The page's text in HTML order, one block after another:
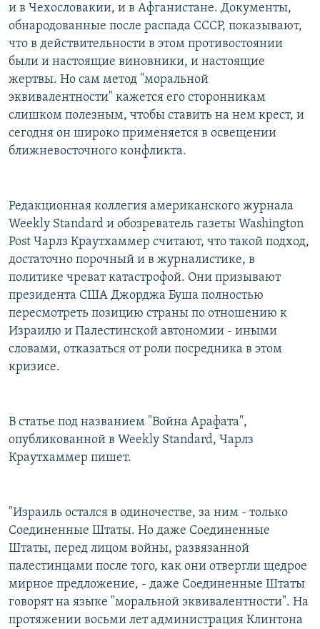
и в Чехословакии, и в Афганистане. Документы,
обнародованные после распада СССР, показывают,
что в действительности в этом противостоянии
были и настоящие виновники, и настоящие
жертвы. Но сам метод "моральной
эквивалентности" кажется его сторонникам
слишком полезным, чтобы ставить на нем крест, и
сегодня он широко применяется в освещении
ближневосточного конфликта.
Редакционная коллегия американского журнала
Weekly Standard и обозреватель газеты Washington
Post Чарлз Краутхаммер считают, что такой подход,
достаточно порочный и в журналистике, в
политике чреват катастрофой. Они призывают
президента США Джорджа Буша полностью
пересмотреть позицию страны по отношению к
Израилю и Палестинской автономии - иными
словами, отказаться от роли посредника в этом
кризисе.
В статье под названием "Война Арафата",
опубликованной в Weekly Standard, Чарлз
Краутхаммер пишет.
"Израиль остался в одиночестве, за ним - только
Соединенные Штаты. Но даже Соединенные
Штаты, перед лицом войны, развязанной
палестинцами после того, как они отвергли щедрое
мирное предложение, - даже Соединенные Штаты
говорят на языке "моральной эквивалентности". На
протяжении восьми лет администрация Клинтона